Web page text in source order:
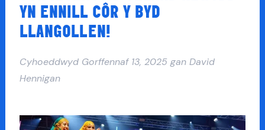
YN ENNILL CÔR Y BYD
LLANGOLLEN!
Cyhoeddwyd Gorffennaf 13, 2025gan David
Hennigan